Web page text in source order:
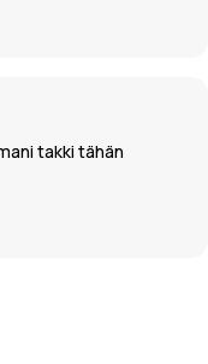
takki tähän